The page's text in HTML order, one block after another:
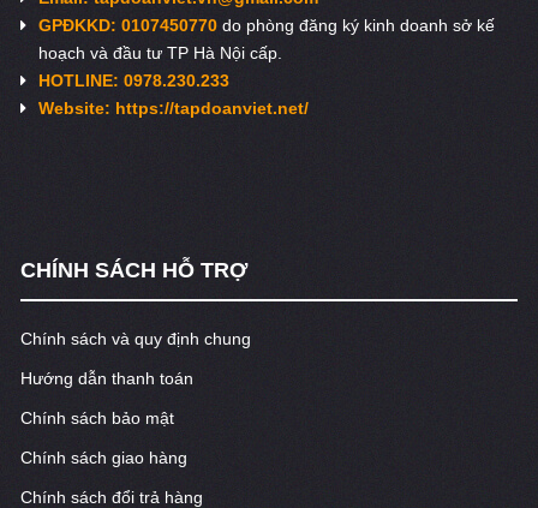
GPĐKKD: 0107450770do phòng đăng ký kinh doanh sở kế
hoạch và đầu tư TP Hà Nội cấp.
HOTLINE: 0978.230.233
Website: https://tapdoanviet.net/
CHÍNH SÁCH HỖ TRỢ
Chính sách và quy định chung
Hướng dẫn thanh toán
Chính sách bảo mật
Chính sách giao hàng
Chính sách đổi trả hàng